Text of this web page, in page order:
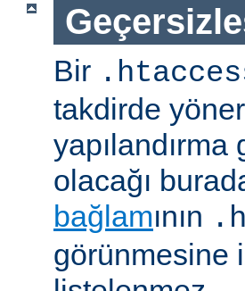
Bir
takdirde
olacağı
bağlamının
görünmesine